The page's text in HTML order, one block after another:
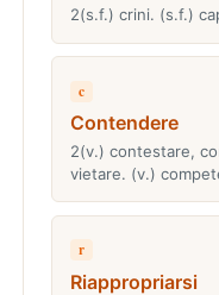
2(s.f.) crini. (s.f.)
c
Contendere
2(v.) contestare,
vietare. (v.)
r
Riappropriarsi